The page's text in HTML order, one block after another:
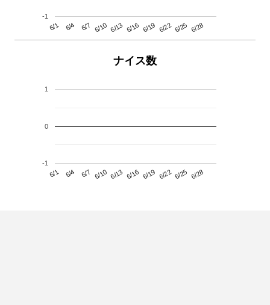
6/1 6/4 6/7 6/10 6/13 6/16 6/19 6/22 6/25 6/28
-1
ナイス数
6/1 6/4 6/7 6/10 6/13 6/16 6/19 6/22 6/25 6/28
-1
0
1